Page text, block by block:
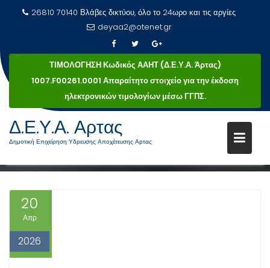
περιεχόμενο
26810 70140 Βλάβες δικτύου, όλο το 24ωρο και τις αργίες
deyaa2@otenet.gr
ΤΙΜΟΛΟΓΗΣΗ Κωδικός ΑΑΗΤ (Δ.Ε.Υ.Α. Άρτας)
1007.F00261.0001 Απαραίτητο στοιχείο για την έκδοση
ηλεκτρονικών τιμολογίων μέσω ΓΓΠΣ.
Δ.Ε.Υ.Α. Αρτας
Δημοτική Επιχείρηση Υδρευσης Αποχέτευσης Αρτας
ΚΑΤΗΓΟΡΊΑ:ΎΔΡΕΥΣΗ
20
Απρ
2026